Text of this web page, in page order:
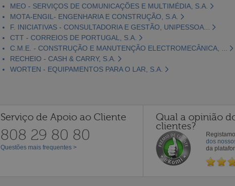
MEO - SERVIÇOS DE COMUNICAÇÕES E MULTIMÉDIA, S.A.
MOTA-ENGIL- ENGENHARIA E CONSTRUÇÃO, S.A.
F. INICIATIVAS - CONSULTADORIA E GESTÃO, UNIPESSOA...
CTT - CORREIOS DE PORTUGAL, S.A.
C.M.E. - CONSTRUÇÃO E MANUTENÇÃO ELECTROMECÂNICA, ...
RECHEIO - CASH & CARRY, S.A.
WORTEN - EQUIPAMENTOS PARA O LAR, S.A.
Serviço de Apoio ao Cliente
808 29 80 80
Questões mais frequentes >
Qual a opinião
clientes?
dos
da